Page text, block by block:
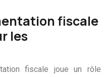
fiscale
les
fiscale joue un rôle